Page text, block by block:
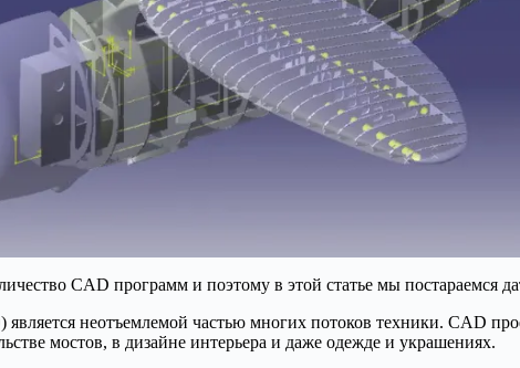
CAD программ и поэтому в этой статье мы
неотъемлемой частью многих потоков техники. CAD
мостов, в дизайне интерьера и даже одежде и украшениях.